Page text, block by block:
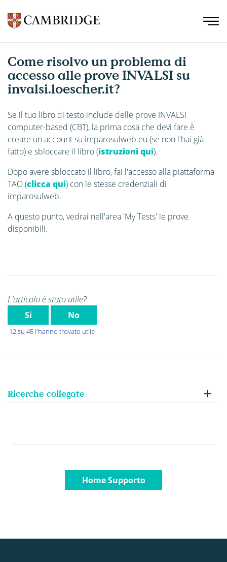
Come risolvo un problema di
accesso alle prove INVALSI su
invalsi.loescher.it?
Se il tuo libro di testo include delle prove INVALSI
computer-based (CBT), la prima cosa che devi fare è
creare un account su imparosulweb.eu (se non l'hai già
fatto) e sbloccare il libro (istruzioni qui).
Dopo avere sbloccato il libro, fai l'accesso alla piattaforma
TAO (clicca qui) con le stesse credenziali di
imparosulweb.
A questo punto, vedrai nell'area 'My Tests' le prove
disponibili.
L'articolo è stato utile?
Si No
12 su 45 l'hanno trovato utile
Ricerche collegate
Home Supporto